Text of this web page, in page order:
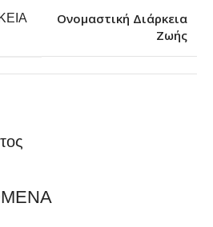
Ονομαστική Διάρκεια
Ζωής